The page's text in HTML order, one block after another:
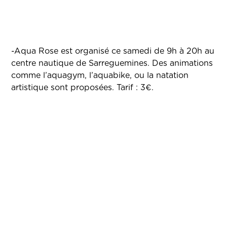
-Aqua Rose est organisé ce samedi de 9h à 20h au
centre nautique de Sarreguemines. Des animations
comme l’aquagym, l’aquabike, ou la natation
artistique sont proposées. Tarif : 3€.